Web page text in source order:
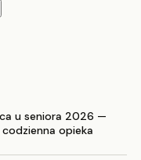
u seniora 2026 —
opieka